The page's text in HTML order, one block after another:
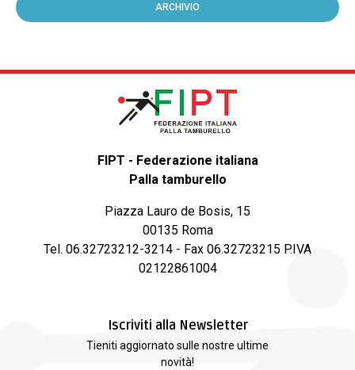
ARCHIVIO
FIPT - Federazione italiana
Palla tamburello
Piazza Lauro de Bosis, 15
00135 Roma
Tel. 06.32723212-3214 - Fax 06.32723215 P.IVA
02122861004
Iscriviti alla Newsletter
Tieniti aggiornato sulle nostre ultime
novità!